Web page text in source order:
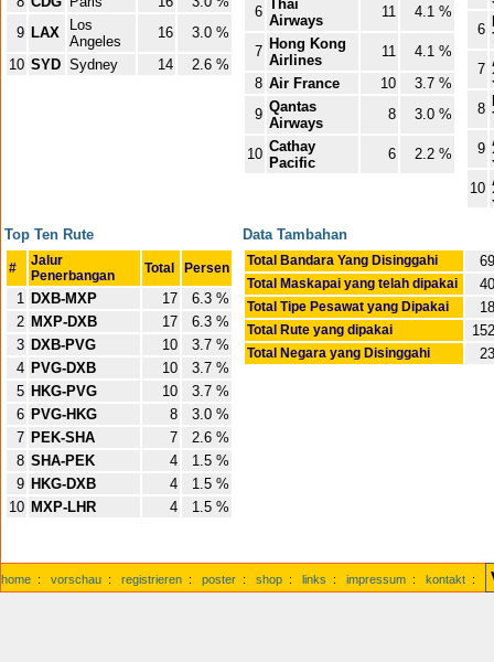
9 LAX
Los
Angeles
16
3.0 %
10 SYD Sydney 14 2.6 %
6 Thai
Airways
11 4.1 %
7 Hong Kong
Airlines
11
4.1 %
8 Air France 10
3.7 %
9 Qantas
Airways
8 3.0 %
10 Cathay
Pacific
6 2.2 %
6
7
8
9
10
Top Ten Rute
#
Jalur
Penerbangan
Total Persen
1 DXB-MXP 17
6.3 %
2 MXP-DXB 17
6.3 %
3 DXB-PVG 10
3.7 %
4 PVG-DXB 10
3.7 %
5 HKG-PVG 10
3.7 %
6 PVG-HKG 8
3.0 %
7 PEK-SHA 7
2.6 %
8 SHA-PEK 4
1.5 %
9 HKG-DXB 4
1.5 %
10 MXP-LHR 4 1.5 %
Data Tambahan
Total Bandara Yang Disinggahi 69
Total Maskapai yang telah dipakai 40
Total Tipe Pesawat yang Dipakai 18
Total Rute yang dipakai 152
Total Negara yang Disinggahi 23
home : vorschau : registrieren : poster : shop : links : impressum : kontakt :